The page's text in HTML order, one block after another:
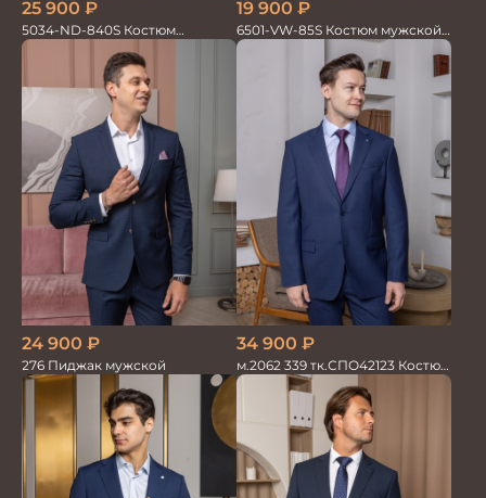
25 900 ₽
5034-ND-840S Костюм
мужской двойка
19 900 ₽
6501-VW-85S Костюм мужской
двойка
24 900 ₽
276 Пиджак мужской
34 900 ₽
м.2062 339 тк.СПО42123 Костюм
мужской однотон красивый